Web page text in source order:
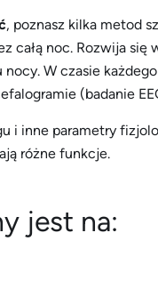
, poznasz kilka metod
całą noc. Rozwija się
W czasie
(badanie
i inne parametry
różne funkcje.
jest na: